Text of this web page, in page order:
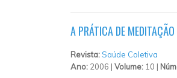
A PRÁTICA DE
Revista:Saúde Coletiva
Ano: 2006 | Volume: 10 |